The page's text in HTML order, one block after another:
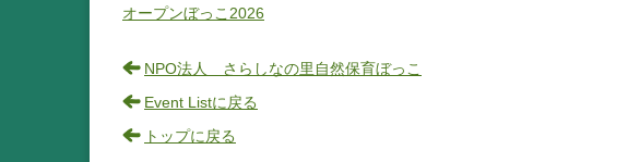
オープンぼっこ2026
NPO法人 さらしなの里自然保育ぼっこ
Event Listに戻る
トップに戻る